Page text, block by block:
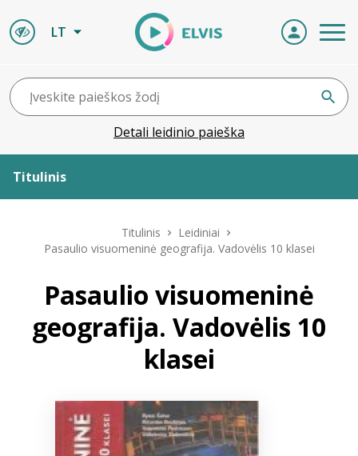
LT
Detali leidinio paieška
Titulinis
Bibliotekoms
Titulinis
Leidiniai
Pasaulio visuomeninė geografija. Vadovėlis 10 klasei
Pasaulio visuomeninė
geografija. Vadovėlis 10
klasei